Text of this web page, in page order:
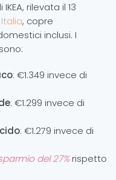
IKEA, rilevata il 13
, copre
inclusi. I
: €1.349 invece di
: €1.299 invece di
: €1.279 invece di
del 27%rispetto